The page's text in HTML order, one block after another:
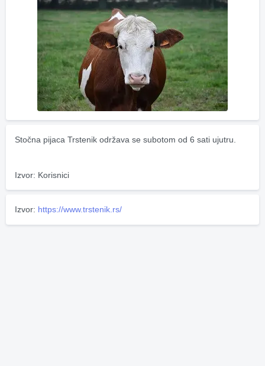
Stočna pijaca Trstenik održava se subotom od 6 sati ujutru.
Izvor: Korisnici
Izvor: https://www.trstenik.rs/